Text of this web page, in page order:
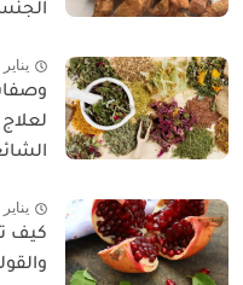
يناير 29, 2026
يناير 28, 2026
كيف